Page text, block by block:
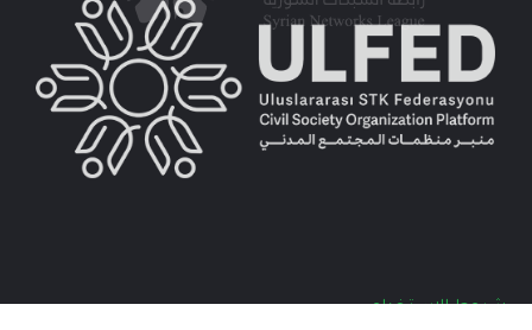
شروط الاستخدام